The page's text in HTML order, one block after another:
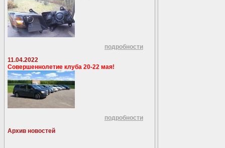
подробности
11.04.2022
Совершеннолетие клуба 20-22 мая!
подробности
Архив новостей